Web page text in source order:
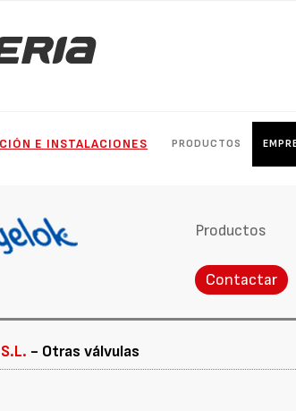
E INSTALACIONES PRODUCTOS
Productos
Contactar
- Otras válvulas